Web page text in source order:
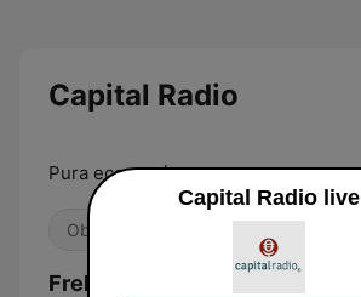
Capital Radio
Pura economía
Obrolan
Frekuensi Capital Radio:
Capital Radio live